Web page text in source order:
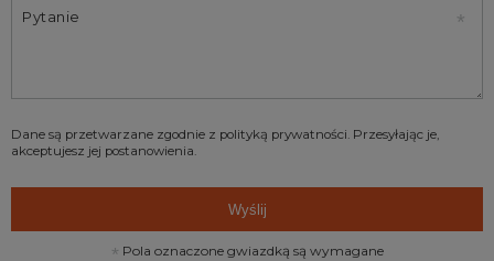
Pytanie
Dane są przetwarzane zgodnie z polityką prywatności. Przesyłając je,
akceptujesz jej postanowienia.
Wyślij
Pola oznaczone gwiazdką są wymagane